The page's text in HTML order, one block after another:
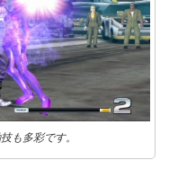
も多彩です。